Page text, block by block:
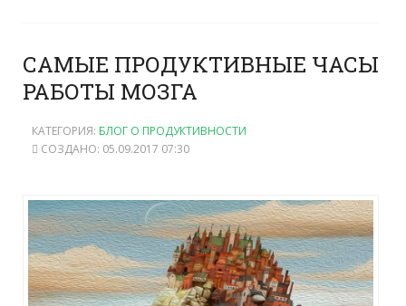
САМЫЕ ПРОДУКТИВНЫЕ ЧАСЫ
РАБОТЫ МОЗГА
КАТЕГОРИЯ: БЛОГ О ПРОДУКТИВНОСТИ
СОЗДАНО: 05.09.2017 07:30